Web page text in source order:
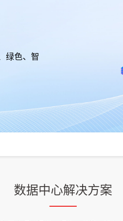
绿色、智
数据中心解决方案